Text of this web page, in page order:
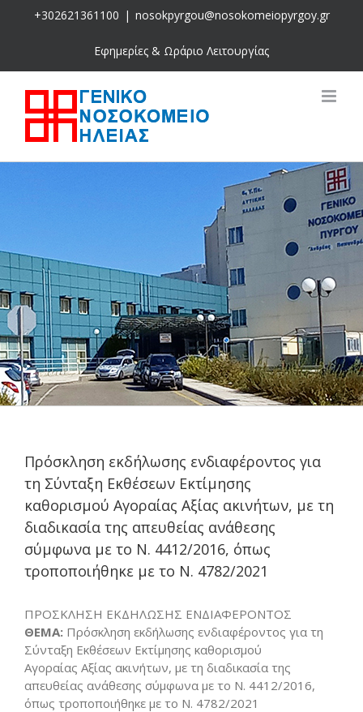
+302621361100 | nosokpyrgou@nosokomeiopyrgoy.gr
Εφημερίες & Ωράριο Λειτουργίας
Πρόσκληση εκδήλωσης ενδιαφέροντος για
τη Σύνταξη Εκθέσεων Εκτίμησης
καθορισμού Αγοραίας Αξίας ακινήτων, με τη
διαδικασία της απευθείας ανάθεσης
σύμφωνα με το Ν. 4412/2016, όπως
τροποποιήθηκε με το Ν. 4782/2021
ΠΡΟΣΚΛΗΣΗ ΕΚΔΗΛΩΣΗΣ ΕΝΔΙΑΦΕΡΟΝΤΟΣ
ΘΕΜΑ: Πρόσκληση εκδήλωσης ενδιαφέροντος για τη
Σύνταξη Εκθέσεων Εκτίμησης καθορισμού
Αγοραίας Αξίας ακινήτων, με τη διαδικασία της
απευθείας ανάθεσης σύμφωνα με το Ν. 4412/2016,
όπως τροποποιήθηκε με το Ν. 4782/2021